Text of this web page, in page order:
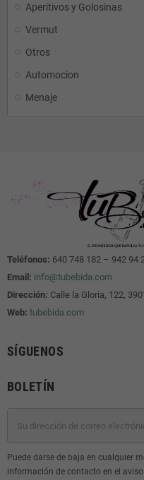
Aperitivos y Golosinas
Vermut
Otros
Automocion
Menaje
Teléfonos: 640 748 182 – 942 94
Email: info@tubebida.com
Dirección: Calle la Gloria, 122,
Web: tubebida.com
SÍGUENOS
BOLETÍN
Puede darse de baja en cualquier
información de contacto en el